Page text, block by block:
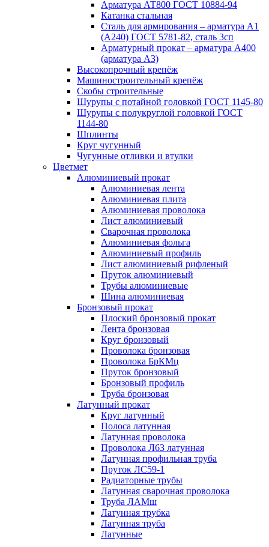
Арматура АТ800 ГОСТ 10884-94
Катанка стальная
Сталь для армирования – арматура А1
(А240) ГОСТ 5781-82, сталь 3сп
Арматурный прокат – арматура А400
(арматура А3)
Высокопрочный крепёж
Машиностроительный крепёж
Скобы строительные
Шурупы с потайной головкой ГОСТ 1145-80
Шурупы с полукруглой головкой ГОСТ
1144-80
Шплинты
Круг чугунный
Чугунные отливки и втулки
Цветмет
Алюминиевый прокат
Алюминиевая лента
Алюминиевая плита
Алюминиевая проволока
Лист алюминиевый
Сварочная проволока
Алюминиевая фольга
Алюминиевый профиль
Лист алюминиевый рифленый
Пруток алюминиевый
Трубы алюминиевые
Шина алюминиевая
Бронзовый прокат
Плоский бронзовый прокат
Лента бронзовая
Круг бронзовый
Проволока бронзовая
Проволока БрКМц
Пруток бронзовый
Бронзовый профиль
Труба бронзовая
Латунный прокат
Круг латунный
Полоса латунная
Латунная проволока
Проволока Л63 латунная
Латунная профильная труба
Пруток ЛС59-1
Радиаторные трубы
Латунная сварочная проволока
Труба ЛАМш
Латунная трубка
Латунная труба
Латунные